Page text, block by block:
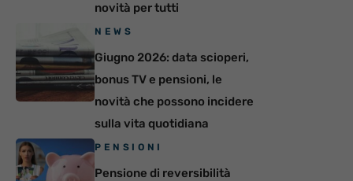
novità per tutti
NEWS
Giugno 2026: data scioperi,
bonus TV e pensioni, le
novità che possono incidere
sulla vita quotidiana
PENSIONI
Pensione di reversibilità